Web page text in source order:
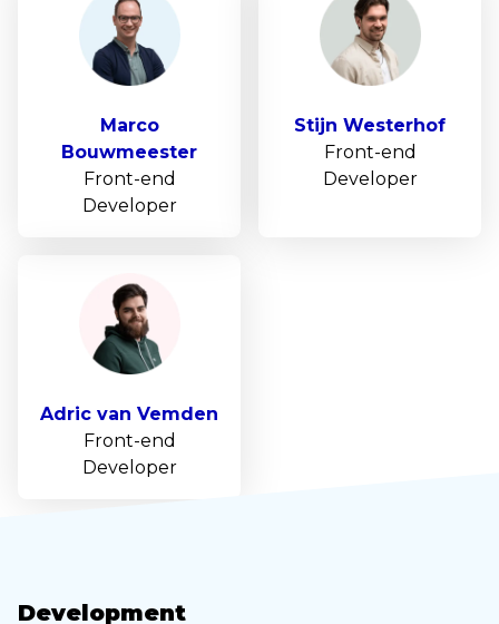
Marco
Bouwmeester
Front-end
Developer
Stijn Westerhof
Front-end
Developer
Adric van Vemden
Front-end
Developer
Development